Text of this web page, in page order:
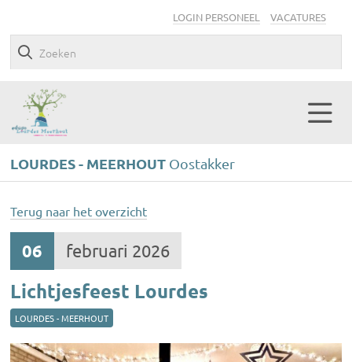
LOGIN PERSONEEL VACATURES
LOURDES - MEERHOUT Oostakker
Terug naar het overzicht
06 februari 2026
Lichtjesfeest Lourdes
LOURDES - MEERHOUT